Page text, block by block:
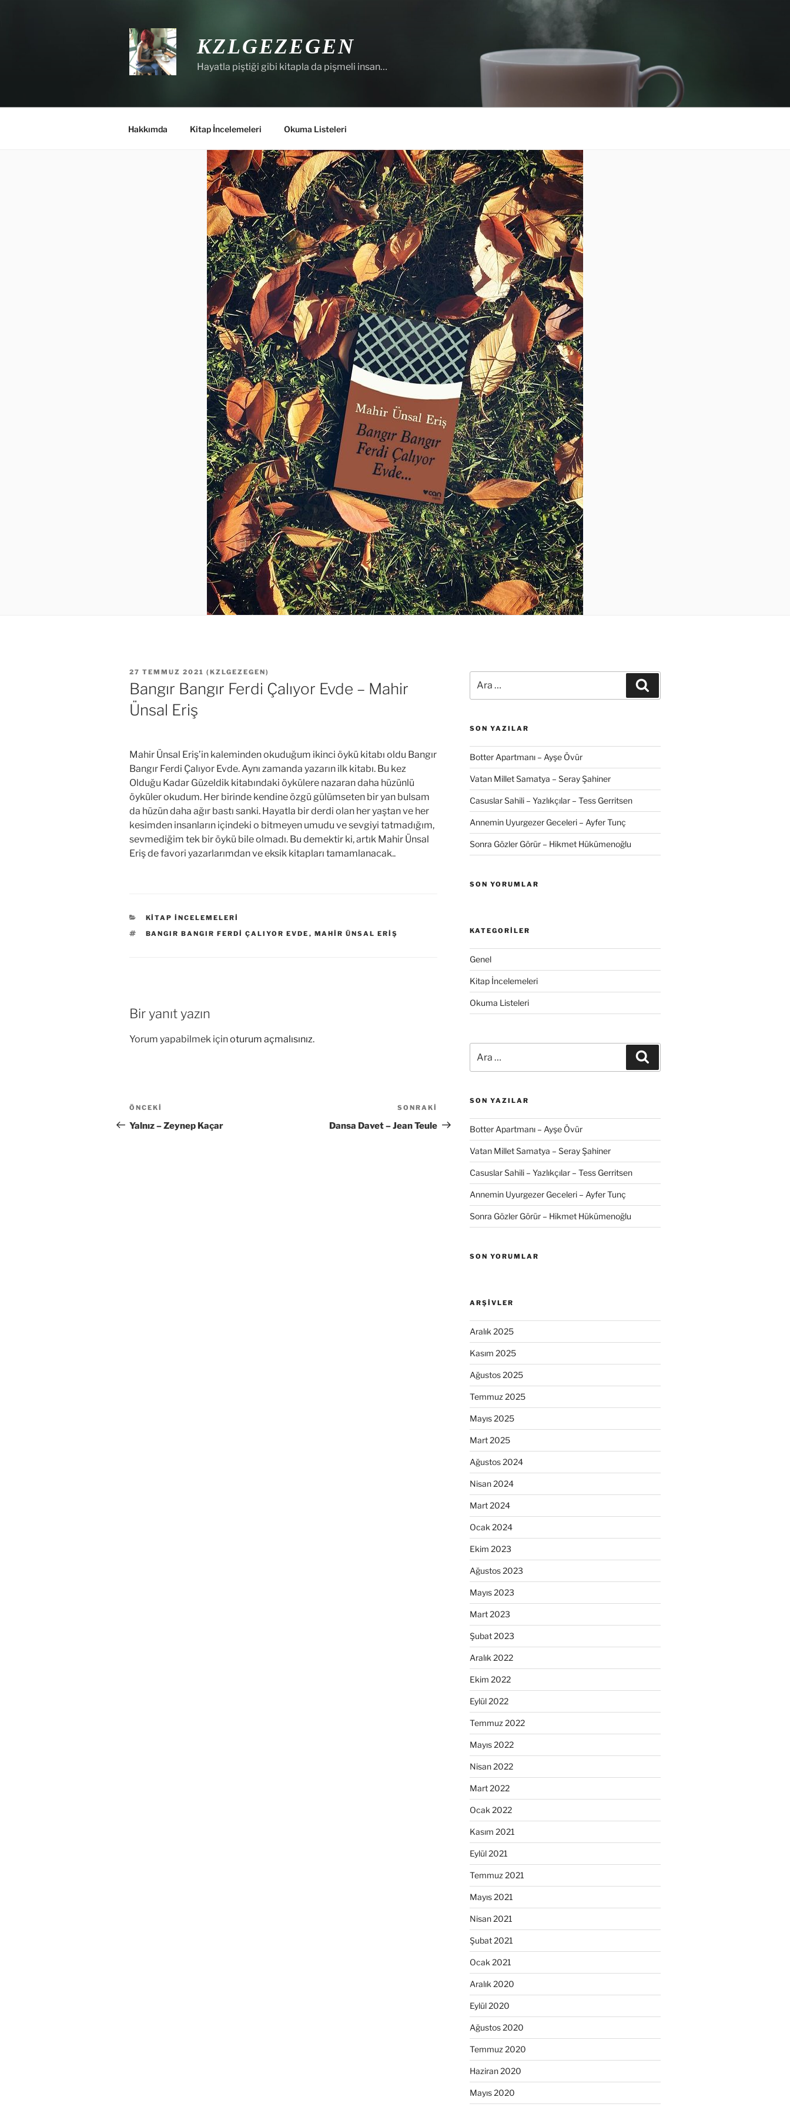
KZLGEZEGEN
Hayatla piştiği gibi kitapla da pişmeli insan…
Hakkımda Kitap İncelemeleri Okuma Listeleri
YAYIM
TARIHI
27 TEMMUZ 2021 ( KZLGEZEGEN)
Bangır Bangır Ferdi Çalıyor Evde – Mahir
Ünsal Eriş
Mahir Ünsal Eriş’in kaleminden okuduğum ikinci öykü kitabı oldu Bangır
Bangır Ferdi Çalıyor Evde. Aynı zamanda yazarın ilk kitabı. Bu kez
Olduğu Kadar Güzeldik kitabındaki öykülere nazaran daha hüzünlü
öyküler okudum. Her birinde kendine özgü gülümseten bir yan bulsam
da hüzün daha ağır bastı sanki. Hayatla bir derdi olan her yaştan ve her
kesimden insanların içindeki o bitmeyen umudu ve sevgiyi tatmadığım,
sevmediğim tek bir öykü bile olmadı. Bu demektir ki, artık Mahir Ünsal
Eriş de favori yazarlarımdan ve eksik kitapları tamamlanacak..
KATEGORILER
KITAP İNCELEMELERI
ETIKETLER
BANGIR BANGIR FERDI ÇALIYOR EVDE , MAHIR ÜNSAL ERIŞ
Bir yanıt yazın
Yorum yapabilmek içinoturum açmalısınız.
Yazı
gezinmesi
Önceki
Yazı
ÖNCEKI
Yalnız – Zeynep Kaçar
Yazı
SONRAKI
Dansa Davet – Jean Teule
SON YAZILAR
Botter Apartmanı – Ayşe Övür
Vatan Millet Samatya – Seray Şahiner
Casuslar Sahili – Yazlıkçılar – Tess Gerritsen
Annemin Uyurgezer Geceleri – Ayfer Tunç
Sonra Gözler Görür – Hikmet Hükümenoğlu
SON YORUMLAR
KATEGORILER
Genel
Kitap İncelemeleri
Okuma Listeleri
SON YAZILAR
Botter Apartmanı – Ayşe Övür
Vatan Millet Samatya – Seray Şahiner
Casuslar Sahili – Yazlıkçılar – Tess Gerritsen
Annemin Uyurgezer Geceleri – Ayfer Tunç
Sonra Gözler Görür – Hikmet Hükümenoğlu
SON YORUMLAR
ARŞIVLER
Aralık 2025
Kasım 2025
Ağustos 2025
Temmuz 2025
Mayıs 2025
Mart 2025
Ağustos 2024
Nisan 2024
Mart 2024
Ocak 2024
Ekim 2023
Ağustos 2023
Mayıs 2023
Mart 2023
Şubat 2023
Aralık 2022
Ekim 2022
Eylül 2022
Temmuz 2022
Mayıs 2022
Nisan 2022
Mart 2022
Ocak 2022
Kasım 2021
Eylül 2021
Temmuz 2021
Mayıs 2021
Nisan 2021
Şubat 2021
Ocak 2021
Aralık 2020
Eylül 2020
Ağustos 2020
Temmuz 2020
Haziran 2020
Mayıs 2020